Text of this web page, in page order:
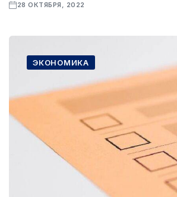
28 ОКТЯБРЯ, 2022
ЭКОНОМИКА